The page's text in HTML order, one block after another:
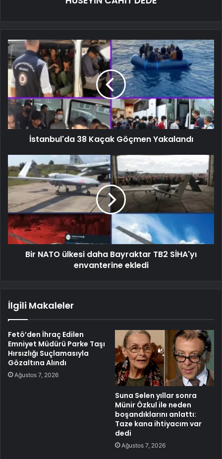
İstanbul'da 38 Kaçak Göçmen Yakalandı
Bir NATO ülkesi daha Bayraktar TB2 SİHA'yı
envanterine ekledi
İlgili Makaleler
Fetö’den İhraç Edilen
Emniyet Müdürü Parke Taşı
Hırsızlığı Suçlamasıyla
Gözaltına Alındı
Ağustos 7, 2026
Suna Selen yıllar sonra
Münir Özkul ile neden
boşandıklarını anlattı:
Taze kana ihtiyacım var
dedi
Ağustos 7, 2026